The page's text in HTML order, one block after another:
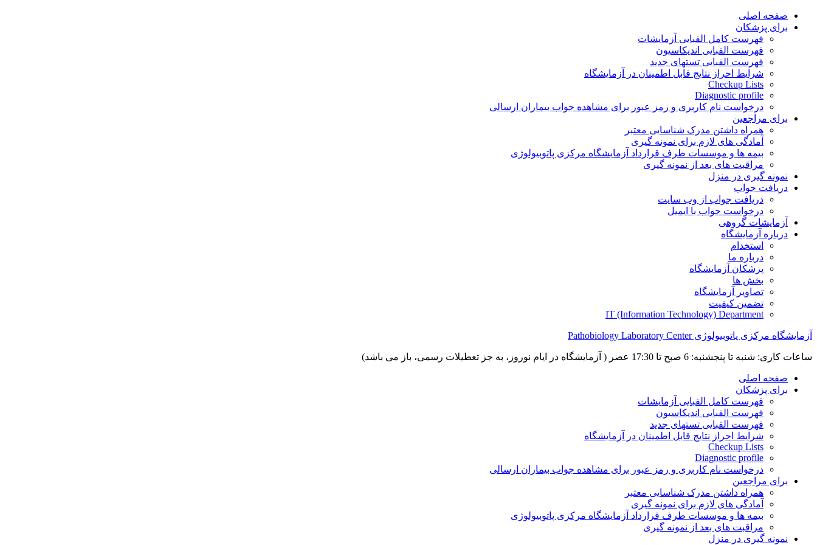
Skip
صفحه اصلی
برای پزشکان
فهرست کامل الفبایی آزمایشات
فهرست الفبایی اندیکاسیون
فهرست الفبایی تستهای جدید
شرایط احراز نتایج قابل اطمینان در آزمایشگاه
Checkup Lists
Diagnostic profile
درخواست نام کاربری و رمز عبور برای مشاهده جواب بیماران ارسالی
برای مراجعین
همراه داشتن مدرک شناسایی معتبر
آمادگی های لازم برای نمونه گیری
بیمه ها و موسسات طرف قرارداد آزمایشگاه مرکزی پاتوبیولوژی
مراقبت های بعد از نمونه گیری
نمونه گیری در منزل
دریافت جواب
دریافت جواب از وب سایت
درخواست جواب با ایمیل
آزمایشات گروهی
درباره آزمایشگاه
استخدام
درباره ما
پزشکان آزمایشگاه
بخش ها
تصاویر آزمایشگاه
تضمین کیفیت
IT (Information Technology) Department
آزمایشگاه مرکزی پاتوبیولوژی Pathobiology Laboratory Center
ساعات کاری: شنبه تا پنجشنبه: 6 صبح تا 17:30 عصر ( آزمایشگاه در ایام نوروز، به جز تعطیلات رسمی، باز می باشد)
صفحه اصلی
برای پزشکان
فهرست کامل الفبایی آزمایشات
فهرست الفبایی اندیکاسیون
فهرست الفبایی تستهای جدید
شرایط احراز نتایج قابل اطمینان در آزمایشگاه
Checkup Lists
Diagnostic profile
درخواست نام کاربری و رمز عبور برای مشاهده جواب بیماران ارسالی
برای مراجعین
همراه داشتن مدرک شناسایی معتبر
آمادگی های لازم برای نمونه گیری
بیمه ها و موسسات طرف قرارداد آزمایشگاه مرکزی پاتوبیولوژی
مراقبت های بعد از نمونه گیری
نمونه گیری در منزل